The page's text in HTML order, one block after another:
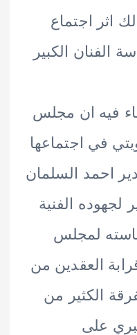
الكبير
ان مجلس
السلمان
الفنية
من
من